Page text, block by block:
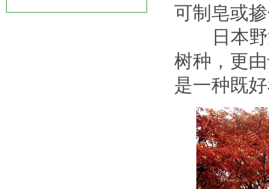
可制皂或
日本野漆
树种，更
是一种既